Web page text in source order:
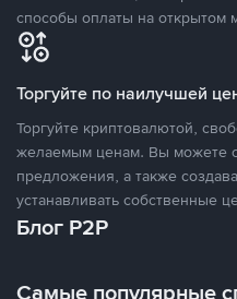
способы оплаты на открытом
Торгуйте по наилучшей
Торгуйте криптовалютой,
желаемым ценам. Вы можете
предложения, а также
устанавливать собственные
Блог P2P
Самые популярные